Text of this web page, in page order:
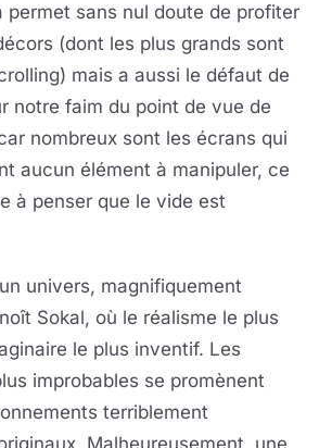
permet sans nul doute de profiter
(dont les plus grands sont
mais a aussi le défaut de
notre faim du point de vue de
nombreux sont les écrans qui
aucun élément à manipuler, ce
à penser que le vide est
univers, magnifiquement
Sokal, où le réalisme le plus
le plus inventif. Les
improbables se promènent
terriblement
Malheureusement, une